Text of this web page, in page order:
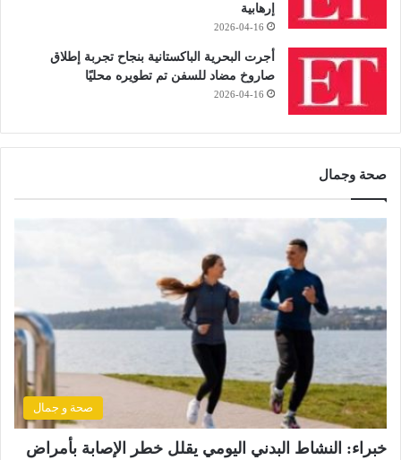
إرهابية
2026-04-16
أجرت البحرية الباكستانية بنجاح تجربة إطلاق
صاروخ مضاد للسفن تم تطويره محليًا
2026-04-16
صحة وجمال
صحة و جمال
خبراء: النشاط البدني اليومي يقلل خطر الإصابة بأمراض